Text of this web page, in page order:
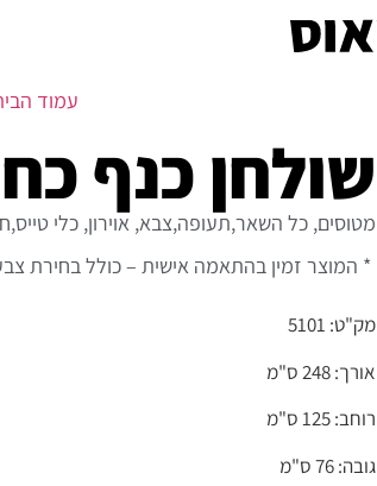
עמוד
שולחן כנף
מטוסים, כל השאר,תעופה,צבא, אוירון, כלי
* המוצר זמין בהתאמה אישית – כולל בחירת
מק"ט: 5101
אורך: 248 ס"מ
רוחב: 125 ס"מ
גובה: 76 ס"מ